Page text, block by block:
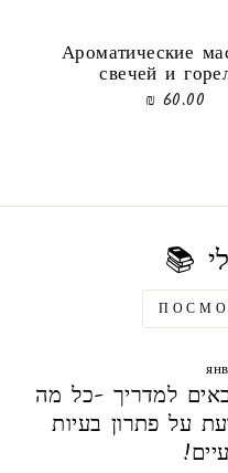
Ароматические
свечей и
60.00 ₪
📚
למדריך -כל מה
על פתרון בעיות